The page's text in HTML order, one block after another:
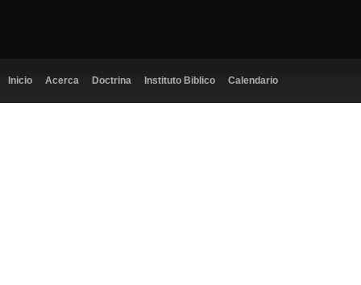
Inicio Acerca Doctrina Instituto Biblico Calendario